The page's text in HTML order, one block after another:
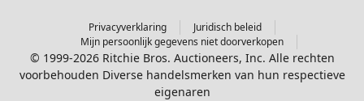
Privacyverklaring
Juridisch beleid
Mijn persoonlijk gegevens niet doorverkopen
© 1999-2026 Ritchie Bros. Auctioneers, Inc. Alle rechten
voorbehouden Diverse handelsmerken van hun respectieve
eigenaren